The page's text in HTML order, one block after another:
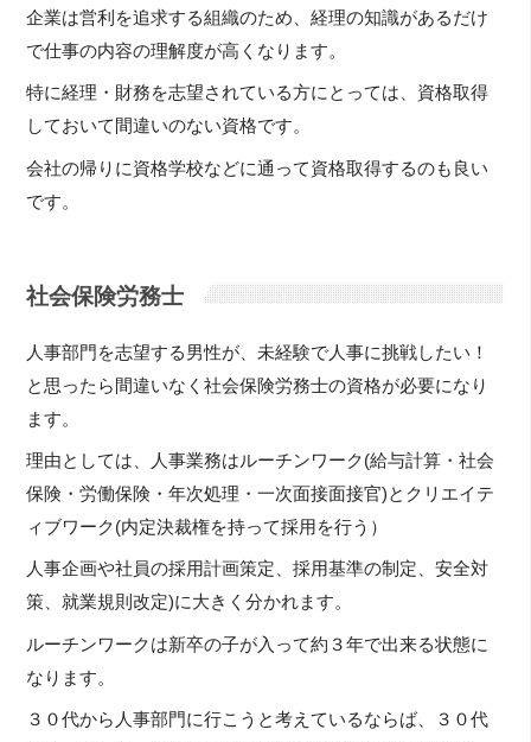
企業は営利を追求する組織のため、経理の知識があるだけ
で仕事の内容の理解度が高くなります。
特に経理・財務を志望されている方にとっては、資格取得
しておいて間違いのない資格です。
会社の帰りに資格学校などに通って資格取得するのも良い
です。
社会保険労務士
人事部門を志望する男性が、未経験で人事に挑戦したい！
と思ったら間違いなく社会保険労務士の資格が必要になり
ます。
理由としては、人事業務はルーチンワーク(給与計算・社会
保険・労働保険・年次処理・一次面接面接官)とクリエイテ
ィブワーク(内定決裁権を持って採用を行う）
人事企画や社員の採用計画策定、採用基準の制定、安全対
策、就業規則改定)に大きく分かれます。
ルーチンワークは新卒の子が入って約３年で出来る状態に
なります。
３０代から人事部門に行こうと考えているならば、３０代